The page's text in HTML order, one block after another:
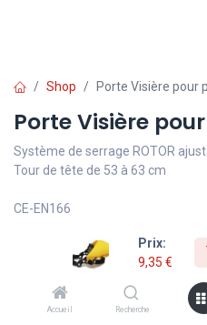
Prix:
9,35 €
Accueil Recherche
Shop Porte Visière pour
Porte Visière
Système de serrage ROTOR
Tour de tête de 53 à 63 cm
CE-EN166
TVA comprise